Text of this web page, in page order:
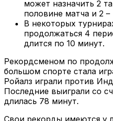
может назначить 2
половине матча и 2 –
В некоторых
продолжаться 4
длится по 10 минут.
Рекордсменом по
большом спорте стала
Ройалз играли против
Последние выиграли со
длилась 78 минут.